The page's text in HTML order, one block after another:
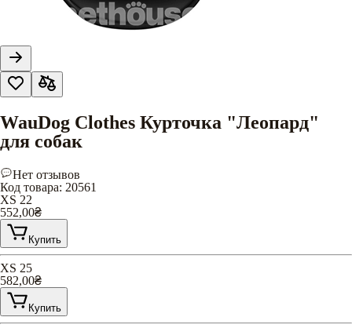
WauDog Clothes Курточка "Леопард"
для собак
Нет отзывов
Код товара: 20561
XS 22
552,00₴
Купить
XS 25
582,00₴
Купить